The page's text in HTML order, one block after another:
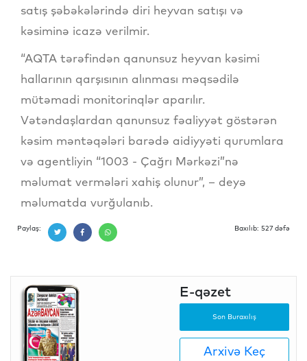
satış şəbəkələrində diri heyvan satışı və
kəsiminə icazə verilmir.
“AQTA tərəfindən qanunsuz heyvan kəsimi
hallarının qarşısının alınması məqsədilə
mütəmadi monitorinqlər aparılır.
Vətəndaşlardan qanunsuz fəaliyyət göstərən
kəsim məntəqələri barədə aidiyyəti qurumlara
və agentliyin “1003 - Çağrı Mərkəzi”nə
məlumat vermələri xahiş olunur”, – deyə
məlumatda vurğulanıb.
Paylaş: Baxılıb: 527 dəfə
E-qəzet
Son Buraxılış
Arxivə Keç